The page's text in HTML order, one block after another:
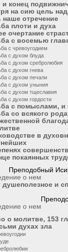
и конец
на сию цель
наше отречение
плоти и духа
очертание
с восемью
с чревоугодием
с духом блуда
с духом сребролюбия
с духом гнева
с духом печали
с духом уныния
с духом тщеславия
с духом гордости
с помыслами, и
со всякого
в
покаянных
Преподобный
о нем
душеполезное и
о нем
о молитве, 153
духах зла